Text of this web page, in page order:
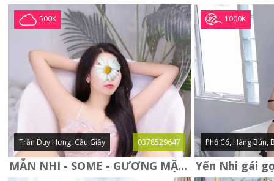
500K
Trần Duy Hưng, Cầu Giấy 0378529647
MẪN NHI - SOME - GƯƠNG MẶT XINH XẮN -CỰC CHIỀU KHÁCH
1000K
Phố Cổ, Hàng Bún,